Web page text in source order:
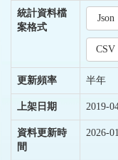
統計資料檔
案格式
Json
CSV
更新頻率 半年
上架日期 2019-
資料更新時
間
2026-